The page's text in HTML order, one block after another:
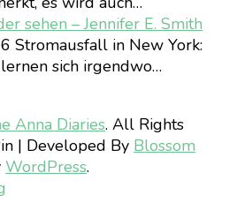
sehen – Jennifer E. Smith
Stromausfall in New York:
sich irgendwo…
Anna Diaries. All Rights
| Developed By Blossom
WordPress.